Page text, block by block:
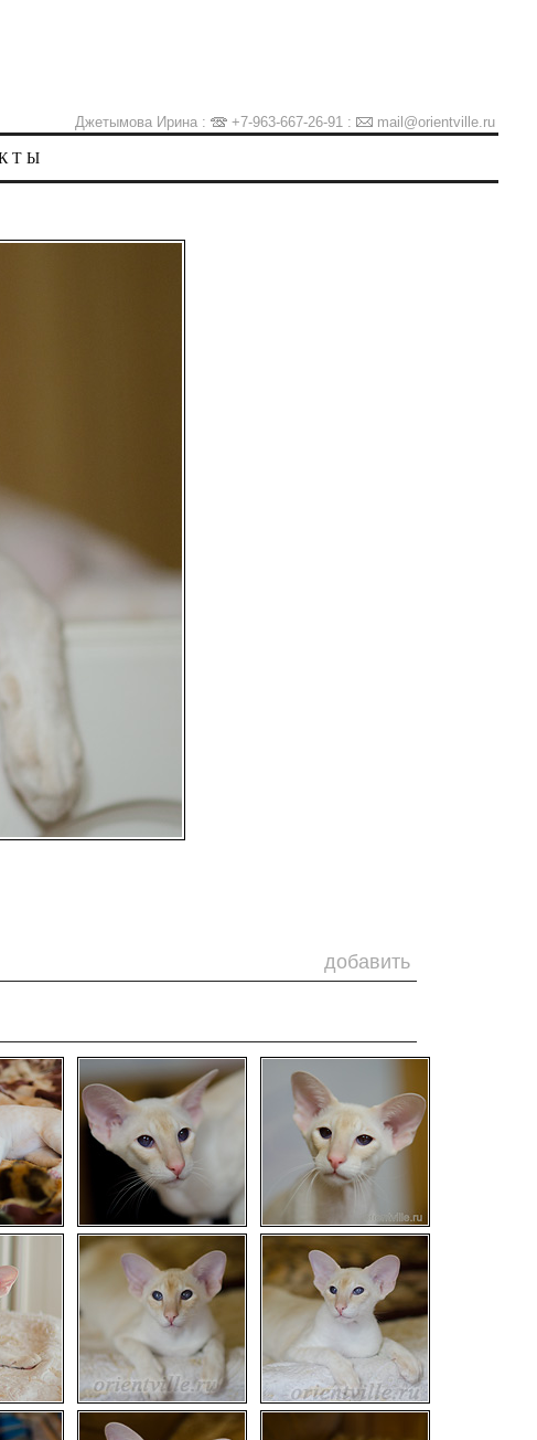
Джетымова Ирина : +7-963-667-26-91 : mail@orientville.ru
добавить